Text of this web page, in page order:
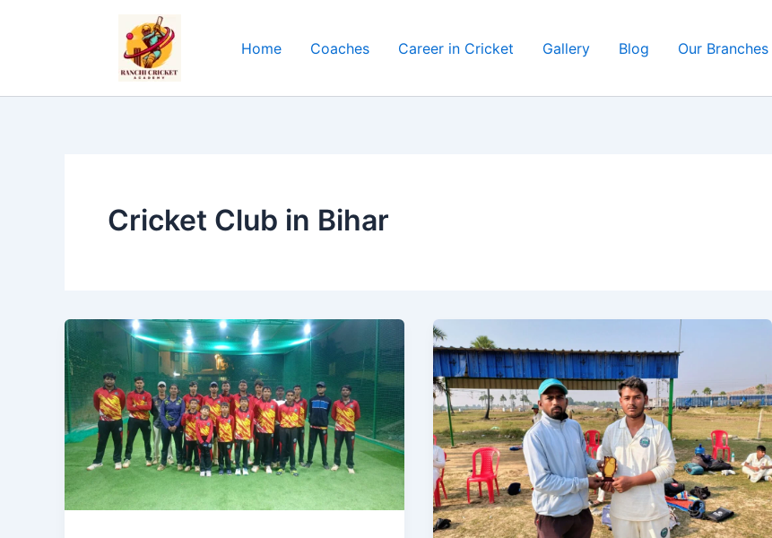
Home Coaches Career in Cricket Gallery Blog Our Branches
Cricket Club in Bihar